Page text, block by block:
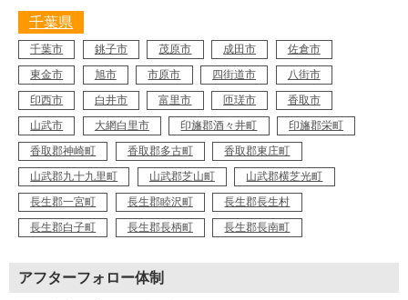
千葉県
千葉市 銚子市 茂原市 成田市
佐倉市
東金市
旭市 市原市 四街道市
八街市
印西市
白井市 富里市 匝瑳市
香取市
山武市
大網白里市 印旛郡酒々井町
印旛郡栄町
香取郡神崎町
香取郡多古町
香取郡東庄町
山武郡九十九里町
山武郡芝山町
山武郡横芝光町
長生郡一宮町
長生郡睦沢町
長生郡長生村
長生郡白子町
長生郡長柄町 長生郡長南町
アフターフォロー体制